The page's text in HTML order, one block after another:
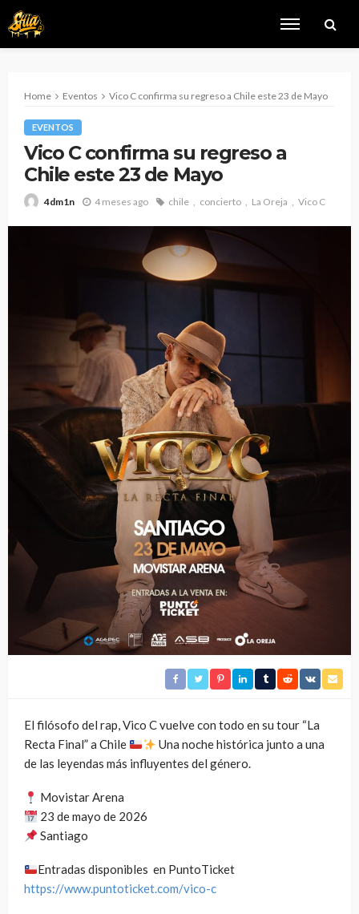
Home Eventos Vico C confirma su regreso a Chile este 23 de Mayo
EVENTOS
Vico C confirma su regreso a
Chile este 23 de Mayo
4dm1n 4 meses ago chile concierto La Oreja Vico C
El filósofo del rap, Vico C vuelve con todo en su tour “La
Recta Final” a Chile
Una noche histórica junto a una
de las leyendas más influyentes del género.
Movistar Arena
23 de mayo de 2026
Santiago
Entradas disponibles en PuntoTicket
https://www.puntoticket.com/vico-c